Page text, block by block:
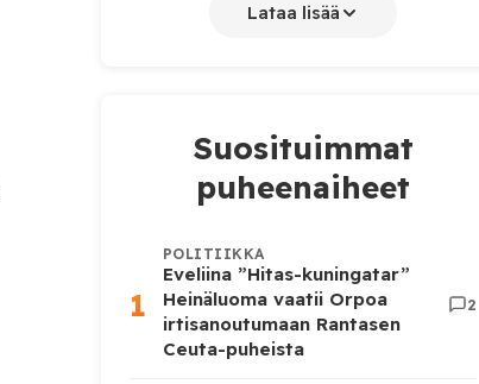
Lataa lisää
Suosituimmat
puheenaiheet
1
POLITIIKKA
Eveliina ”Hitas-kuningatar”
Heinäluoma vaatii Orpoa
irtisanoutumaan Rantasen
Ceuta-puheista
2